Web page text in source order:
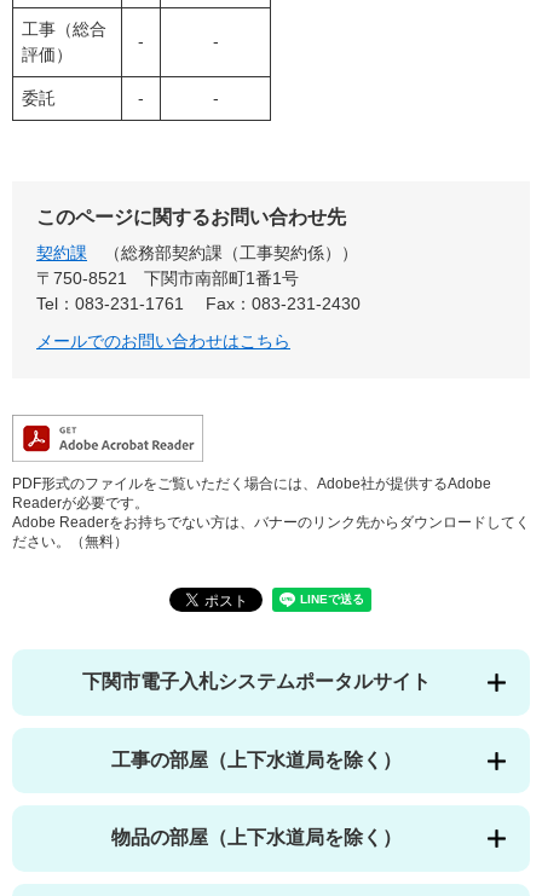
工事（総合
評価）
- -
委託 - -
このページに関するお問い合わせ先
契約課
総務部契約課（工事契約係）
〒750-8521
下関市南部町1番1号
Tel：083-231-1761
Fax：083-231-2430
メールでのお問い合わせはこちら
PDF形式のファイルをご覧いただく場合には、Adobe社が提供するAdobe
Readerが必要です。
Adobe Readerをお持ちでない方は、バナーのリンク先からダウンロードしてく
ださい。（無料）
下関市電子入札システムポータルサイト
工事の部屋（上下水道局を除く）
物品の部屋（上下水道局を除く）